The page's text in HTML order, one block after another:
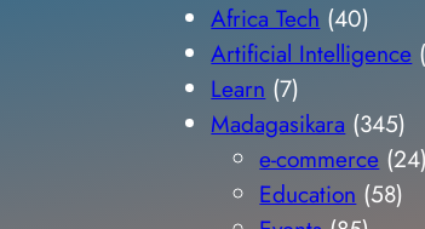
Africa Tech (40)
Artificial Intelligence
Learn (7)
Madagasikara (345)
e-commerce (24)
Education (58)